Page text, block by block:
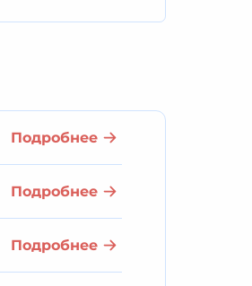
Подробнее
Подробнее
Подробнее